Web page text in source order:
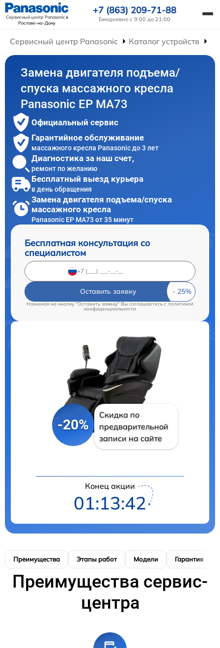
Сервисный центр Panasonicв
Ростове-на-Дону
+7 (863) 209-71-88
Ежедневно с 9:00 до 21:00
Сервисный центр Panasonic Каталог устройств
Замена двигателя подъема/
спуска массажного кресла
Panasonic EP MA73
Официальный сервис
Гарантийное обслуживание
массажного кресла Panasonic до 3 лет
Диагностика за наш счет,
ремонт по желанию
Бесплатный выезд курьера
в день обращения
Замена двигателя подъема/спуска
массажного кресла
Panasonic EP MA73 от 35 минут
Бесплатная консультация со
специалистом
Оставить заявку
Нажимая на кнопку "Оставить заявку" Вы соглашаетесь cполитикой
конфиденциальности
-20%
Скидка по
предварительной
записи на сайте
Конец акции
01:13:40
Преимущества Этапы работ Модели Гарантия
Преимущества сервис-
центра